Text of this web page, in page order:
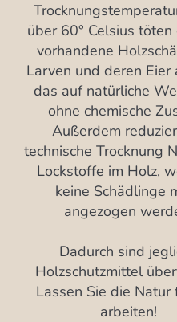
über 60° Celsius
vorhandene
Larven und deren Eier
das auf natürliche
ohne chemische
Außerdem
technische Trocknung
Lockstoffe im Holz,
keine Schädlinge
angezogen
Dadurch sind
Holzschutzmittel
Lassen Sie die Natur
arbeiten!